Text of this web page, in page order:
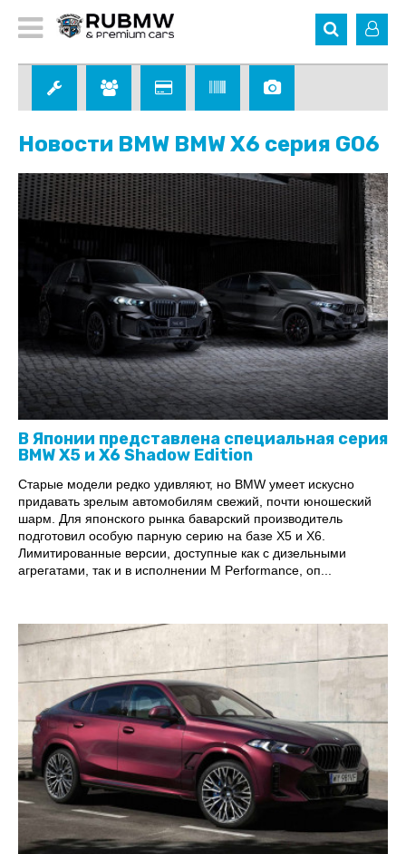
Новости BMW BMW X6 серия G06
В Японии представлена специальная серия
BMW X5 и X6 Shadow Edition
Старые модели редко удивляют, но BMW умеет искусно
придавать зрелым автомобилям свежий, почти юношеский
шарм. Для японского рынка баварский производитель
подготовил особую парную серию на базе X5 и X6.
Лимитированные версии, доступные как с дизельными
агрегатами, так и в исполнении M Performance, оп...